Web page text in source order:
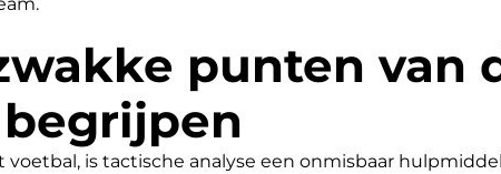
punten van
is tactische analyse een onmisbaar